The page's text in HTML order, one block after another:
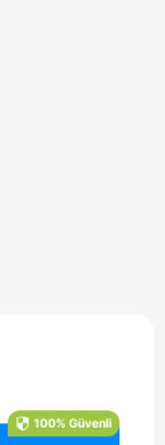
100% Güvenli